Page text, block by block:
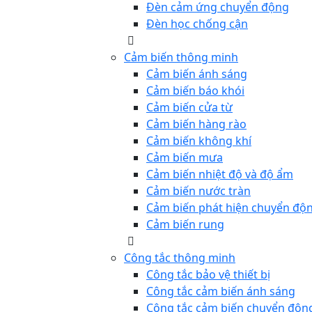
Đèn cảm ứng chuyển động
Đèn học chống cận
Cảm biến thông minh
Cảm biến ánh sáng
Cảm biến báo khói
Cảm biến cửa từ
Cảm biến hàng rào
Cảm biến không khí
Cảm biến mưa
Cảm biến nhiệt độ và độ ẩm
Cảm biến nước tràn
Cảm biến phát hiện chuyển
Cảm biến rung
Công tắc thông minh
Công tắc bảo vệ thiết bị
Công tắc cảm biến ánh sáng
Công tắc cảm biến chuyển